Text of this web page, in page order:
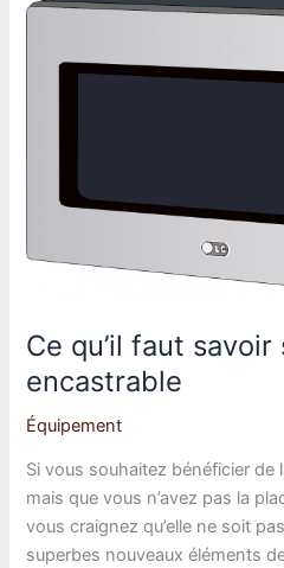
pate
crepe
Ce qu’il faut
encastrable
Équipement
Si vous souhaitez bénéficier de
mais que vous n’avez pas la
vous craignez qu’elle ne soit
superbes nouveaux éléments